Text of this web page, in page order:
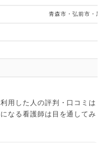
青森市・弘前市・黒
用した人の評判・口コミは
なる看護師は目を通してみ